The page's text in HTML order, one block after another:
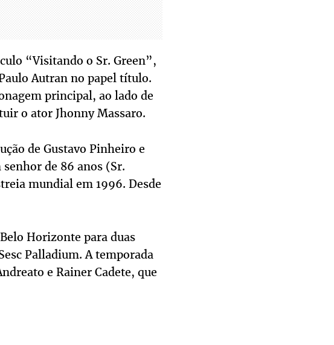
“Visitando o Sr. Green”,
Autran no papel título.
principal, ao lado de
o ator Jhonny Massaro.
de Gustavo Pinheiro e
de 86 anos (Sr.
mundial em 1996. Desde
Horizonte para duas
Palladium. A temporada
e Rainer Cadete, que